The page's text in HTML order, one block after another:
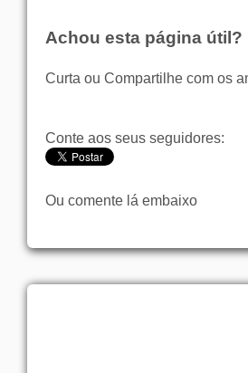
Achou esta página útil?
Curta ou Compartilhe com os
Conte aos seus seguidores:
Ou comente lá embaixo